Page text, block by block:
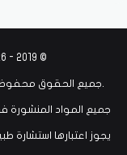
© 2019 - 2026 Powered by
.جميع الحقوق محفوظة
جميع المواد
يجوز اعتبارها استشارة